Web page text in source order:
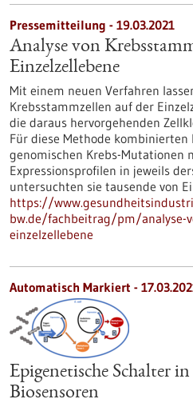
Pressemitteilung - 19.03.2021
Analyse von
Einzelzellebene
Mit einem neuen Verfahren
Krebsstammzellen auf der
die daraus hervorgehenden
Für diese Methode kombinierten
genomischen Krebs-Mutationen
Expressionsprofilen in jeweils
untersuchten sie tausende von
https://
bw.de/fachbeitrag/pm/analyse-
einzelzellebene
Automatisch Markiert -
Epigenetische Schalter
Biosensoren